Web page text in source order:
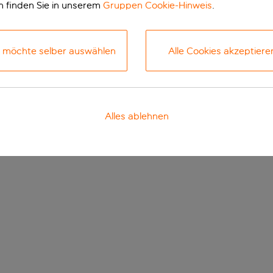
finden Sie in unserem Gruppen Cookie-Hinweis.
möchte selber auswählen Alle Cookies
Alles ablehnen